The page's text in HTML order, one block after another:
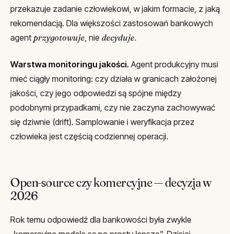
przekazuje zadanie człowiekowi, w jakim formacie, z jaką
rekomendacją. Dla większości zastosowań bankowych
agent przygotowuje , nie decyduje.
Warstwa monitoringu jakości. Agent produkcyjny musi
mieć ciągły monitoring: czy działa w granicach założonej
jakości, czy jego odpowiedzi są spójne między
podobnymi przypadkami, czy nie zaczyna zachowywać
się dziwnie (drift). Samplowanie i weryfikacja przez
człowieka jest częścią codziennej operacji.
Open-source czy komercyjne — decyzja w
2026
Rok temu odpowiedź dla bankowości była zwykle